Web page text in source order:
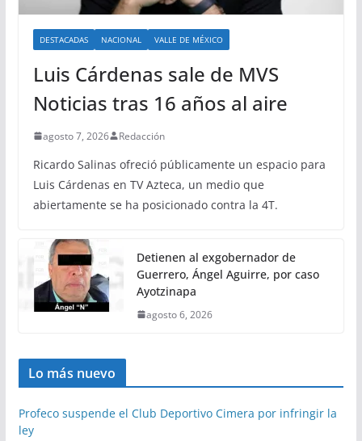
DESTACADAS NACIONAL VALLE DE MÉXICO
Luis Cárdenas sale de MVS
Noticias tras 16 años al aire
agosto 7, 2026 Redacción
Ricardo Salinas ofreció públicamente un espacio para
Luis Cárdenas en TV Azteca, un medio que
abiertamente se ha posicionado contra la 4T.
Detienen al exgobernador de
Guerrero, Ángel Aguirre, por caso
Ayotzinapa
agosto 6, 2026
Lo más nuevo
Profeco suspende el Club Deportivo Cimera por infringir la
ley